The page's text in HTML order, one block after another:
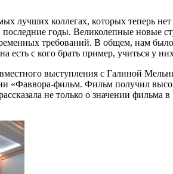
лучших коллегах, которых теперь
годы. Великолепные новые
требований. В общем, нам
есть с кого брать пример, учиться у
выступления с Галиной
«Фаввора-фильм. Фильм получил
не только о значении фильма